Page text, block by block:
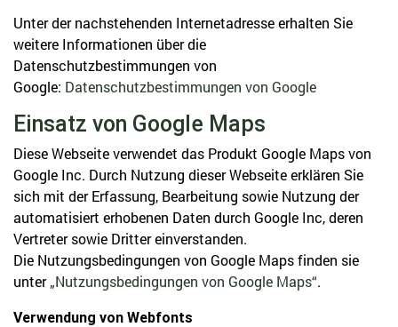
Unter der nachstehenden Internetadresse erhalten Sie
weitere Informationen über die
Datenschutzbestimmungen von
Google: Datenschutzbestimmungen von Google
Einsatz von Google Maps
Diese Webseite verwendet das Produkt Google Maps von
Google Inc. Durch Nutzung dieser Webseite erklären Sie
sich mit der Erfassung, Bearbeitung sowie Nutzung der
automatisiert erhobenen Daten durch Google Inc, deren
Vertreter sowie Dritter einverstanden.
Die Nutzungsbedingungen von Google Maps finden sie
unter„Nutzungsbedingungen von Google Maps“.
Verwendung von Webfonts